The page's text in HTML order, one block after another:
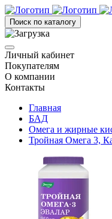
Поиск по каталогу
Личный кабинет
Покупателям
О компании
Контакты
Главная
БАД
Омега и жирные
Тройная Омега 3,